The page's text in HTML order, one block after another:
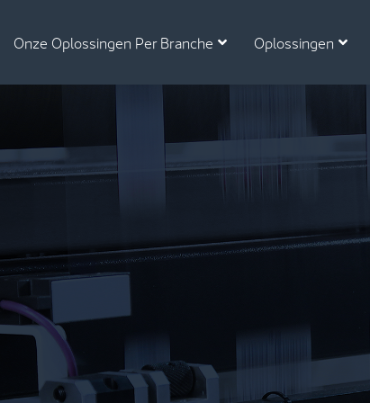
Onze Oplossingen Per Branche Oplossingen